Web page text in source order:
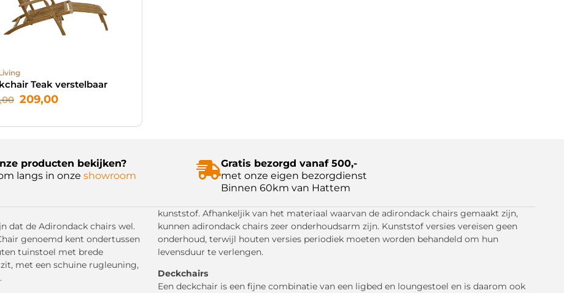
Teak verstelbaar
209,00
producten bekijken?
langs in onze showroom
Gratis bezorgd vanaf 500,-
met onze eigen bezorgdienst
Binnen 60km van Hattem
dat de Adirondack chairs wel.
genoemd kent ondertussen
tuinstoel met brede
met een schuine rugleuning,
kunststof. Afhankeljik van het materiaal waarvan de adirondack chairs gemaakt zijn,
kunnen adirondack chairs zeer onderhoudsarm zijn. Kunststof versies vereisen geen
onderhoud, terwijl houten versies periodiek moeten worden behandeld om hun
levensduur te verlengen.
Deckchairs
Een deckchair is een fijne combinatie van een ligbed en loungestoel en is daarom ook